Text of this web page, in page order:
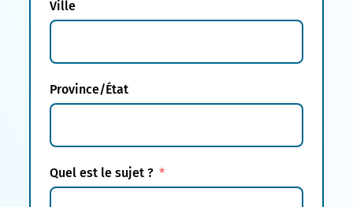
Ville
Province/État
Quel est le sujet ?